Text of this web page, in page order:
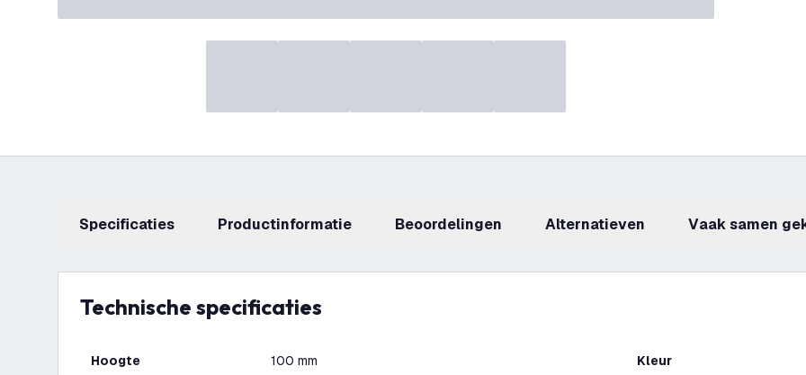
Specificaties productinformatie beoordelingen Alternatieven Vaak samen
Technische specificaties
Hoogte 100 mm Kleur